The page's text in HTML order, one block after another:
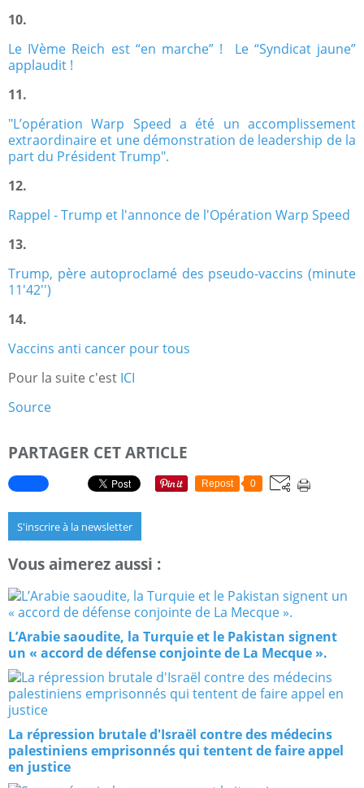
10.
Le IVème Reich est “en marche” ! Le “Syndicat jaune”
applaudit !
11.
"L’opération Warp Speed ​​a été un accomplissement
extraordinaire et une démonstration de leadership de la
part du Président Trump".
12.
Rappel - Trump et l'annonce de l'Opération Warp Speed
13.
Trump, père autoproclamé des pseudo-vaccins (minute
11'42'')
14.
Vaccins anti cancer pour tous
Pour la suite c'est ICI
Source
PARTAGER CET ARTICLE
Repost 0
S'inscrire à la newsletter
Vous aimerez aussi :
L’Arabie saoudite, la Turquie et le Pakistan signent
un « accord de défense conjointe de La Mecque ».
La répression brutale d'Israël contre des médecins
palestiniens emprisonnés qui tentent de faire appel
en justice